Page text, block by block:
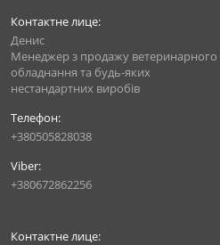
Денис
Менеджер з продажу ветеринарного
обладнання та будь-яких
нестандартних виробів
+380505828038
+380672862256